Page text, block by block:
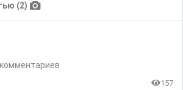
(2)
157